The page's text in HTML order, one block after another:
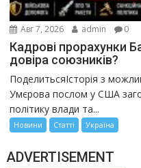
Авг 7, 2026 admin 0
Кадрові прорахунки
довіра союзників?
ПоделитьсяІсторія з
Умєрова послом у США
політику влади та...
Новини Статті Україна
ADVERTISEMENT